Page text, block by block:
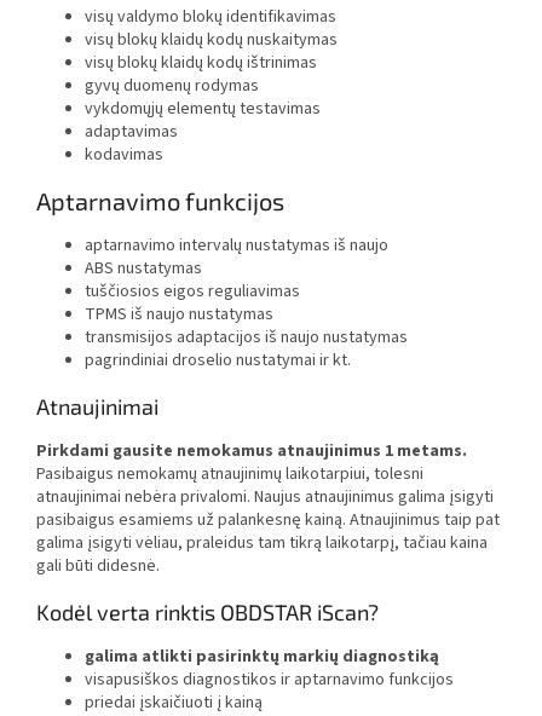
visų valdymo blokų identifikavimas
visų blokų klaidų kodų nuskaitymas
visų blokų klaidų kodų ištrinimas
gyvų duomenų rodymas
vykdomųjų elementų testavimas
adaptavimas
kodavimas
Aptarnavimo funkcijos
aptarnavimo intervalų nustatymas iš naujo
ABS nustatymas
tuščiosios eigos reguliavimas
TPMS iš naujo nustatymas
transmisijos adaptacijos iš naujo nustatymas
pagrindiniai droselio nustatymai ir kt.
Atnaujinimai
Pirkdami gausite nemokamus atnaujinimus 1 metams.
Pasibaigus nemokamų atnaujinimų laikotarpiui, tolesni
atnaujinimai nebėra privalomi. Naujus atnaujinimus galima įsigyti
pasibaigus esamiems už palankesnę kainą. Atnaujinimus taip pat
galima įsigyti vėliau, praleidus tam tikrą laikotarpį, tačiau kaina
gali būti didesnė.
Kodėl verta rinktis OBDSTAR iScan?
galima atlikti pasirinktų markių diagnostiką
visapusiškos diagnostikos ir aptarnavimo funkcijos
priedai įskaičiuoti į kainą